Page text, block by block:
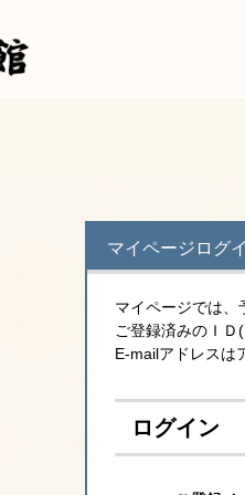
マイページログ
マイページでは、
ご登録済みのＩ
E-mailアドレスは
ログイン